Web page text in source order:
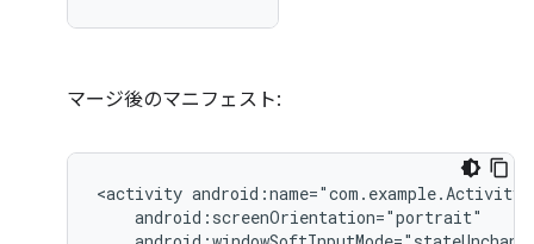
マージ後のマニフェスト:
<activity